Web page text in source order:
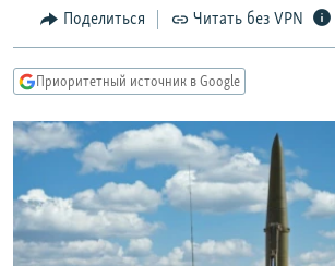
навигации
Вернутся
IDEL.РЕАЛИИ
КАВКАЗ.РЕАЛИИ
СИБИРЬ.РЕАЛИИ
РАСПИСАНИЕ ВЕЩАНИЯ
ПОДПИШИТЕСЬ НА РАССЫЛКУ
Поделиться Читать без VPN
Приоритетный источник в Google